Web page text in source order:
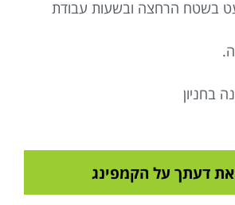
בשטח הרחצה ובשעות עבודת
בחניון
דעתך על הקמפינג